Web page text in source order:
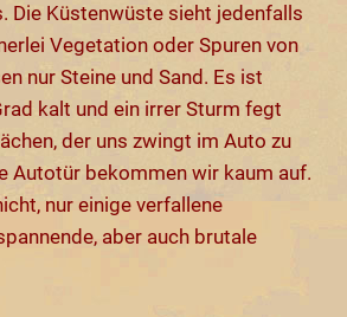
Die Küstenwüste sieht jedenfalls
Vegetation oder Spuren von
nur Steine und Sand. Es ist
kalt und ein irrer Sturm fegt
der uns zwingt im Auto zu
Autotür bekommen wir kaum auf.
nur einige verfallene
aber auch brutale